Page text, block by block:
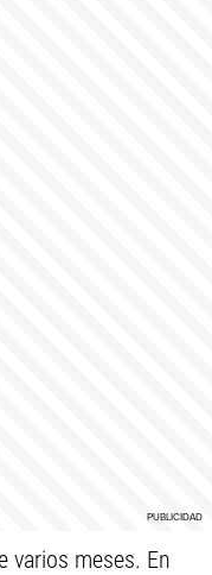
varios meses. En